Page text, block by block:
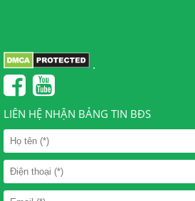
.
LIÊN HỆ NHẬN BẢNG TIN BĐS